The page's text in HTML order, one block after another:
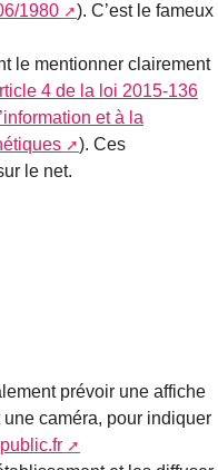
1980
). C’est le fameux
le mentionner clairement
4 de la loi 2015-136
et à la
). Ces
le net.
prévoir une affiche
caméra, pour indiquer